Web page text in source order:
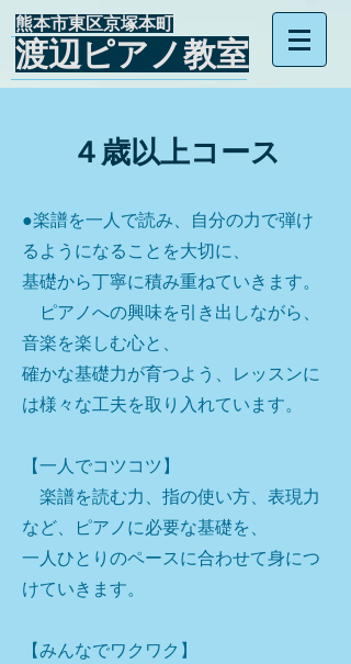
​熊本市東区京塚本町
渡辺ピアノ教室
​４歳以上コース
●楽譜を一人で読み、自分の力で弾け
るようになることを大切に、
基礎から丁寧に積み重ねていきます。
​ ピアノへの興味を引き出しながら、
音楽を楽しむ心と、
確かな基礎力が育つよう、レッスンに
は様々な工夫を取り入れています。
【​一人でコツコツ】
楽譜を読む力、指の使い方、表現力
など、
ピアノに必要な基礎を、
一人ひとりのペースに合わせて身につ
けていきます。
【みんなでワクワク】